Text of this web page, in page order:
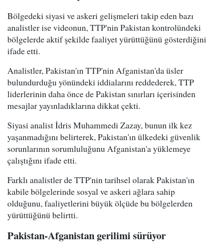
Bölgedeki siyasi ve askeri gelişmeleri takip eden bazı
analistler ise videonun, TTP'nin Pakistan kontrolündeki
bölgelerde aktif şekilde faaliyet yürüttüğünü gösterdiğini
ifade etti.
Analistler, Pakistan'ın TTP'nin Afganistan'da üsler
bulundurduğu yönündeki iddialarını reddederek, TTP
liderlerinin daha önce de Pakistan sınırları içerisinden
mesajlar yayınladıklarına dikkat çekti.
Siyasi analist İdris Muhammedi Zazay, bunun ilk kez
yaşanmadığını belirterek, Pakistan'ın ülkedeki güvenlik
sorunlarının sorumluluğunu Afganistan'a yüklemeye
çalıştığını ifade etti.
Farklı analistler de TTP'nin tarihsel olarak Pakistan'ın
kabile bölgelerinde sosyal ve askeri ağlara sahip
olduğunu, faaliyetlerini büyük ölçüde bu bölgelerden
yürüttüğünü belirtti.
Pakistan-Afganistan gerilimi sürüyor